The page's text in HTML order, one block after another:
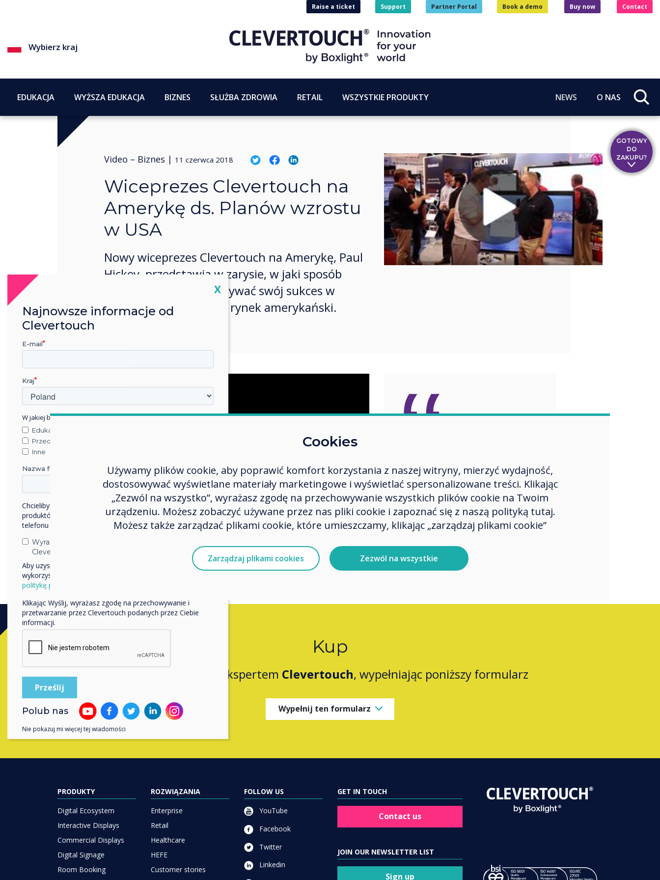
Wybierz kraj
Raise a ticket Support Partner Portal Book a demo Buy now Contact
EDUKACJA WYŻSZA EDUKACJA BIZNES SŁUŻBA ZDROWIA RETAIL WSZYSTKIE PRODUKTY NEWS O NAS
Video – Biznes | 11 czerwca 2018
Wiceprezes Clevertouch na
Amerykę ds. Planów wzrostu
w USA
Nowy wiceprezes Clevertouch na Amerykę, Paul
Hickey, przedstawia w zarysie, w jaki sposób
firma będzie wykorzystywać swój sukces w
Europie, wkraczając na rynek amerykański.
“
doświadczenia
użytkownika
końcowego i stamtąd
budując produkt
Kup
Skontaktuj się z ekspertem Clevertouch, wypełniając poniższy formularz
Wypełnij ten formularz
PRODUKTY
Digital Ecosystem
Interactive Displays
Commercial Displays
Digital Signage
Room Booking
ROZWIĄZANIA
Enterprise
Retail
Healthcare
HEFE
Customer stories
FOLLOW US
YouTube
Facebook
Twitter
Linkedin
GET IN TOUCH
Contact us
JOIN OUR NEWSLETTER LIST
Sign up
GOTOWY
DO
ZAKUPU?
Cookies
Używamy plików cookie, aby poprawić komfort korzystania z naszej witryny, mierzyć wydajność,
dostosowywać wyświetlane materiały marketingowe i wyświetlać spersonalizowane treści. Klikając
„Zezwól na wszystko”, wyrażasz zgodę na przechowywanie wszystkich plików cookie na Twoim
urządzeniu. Możesz zobaczyć używane przez nas pliki cookie i zapoznać się z naszą polityką tutaj.
Możesz także zarządzać plikami cookie, które umieszczamy, klikając „zarządzaj plikami cookie”
Zarządzaj plikami cookies Zezwól na wszystkie
Close
X
Najnowsze informacje od
Clevertouch
E-mail
Kraj
W jakiej branży pracujesz?
Edukacja
Przedsiębiorstwo
Inne
Nazwa firmy
Chcielibyśmy się z Tobą skontaktować w sprawie naszych
produktów i usług za pośrednictwem poczty elektronicznej,
telefonu lub poczty.
Wyrażam zgodę na otrzymywanie informacji od
Clevertouch.
Aby uzyskać informacje o tym, jak gromadzimy i
wykorzystujemy Twoje dane osobowe, odwiedź naszą
politykę prywatności.
Klikając Wyślij, wyrażasz zgodę na przechowywanie i
przetwarzanie przez Clevertouch podanych przez Ciebie
informacji.
Polub nas
Nie pokazuj mi więcej tej wiadomości